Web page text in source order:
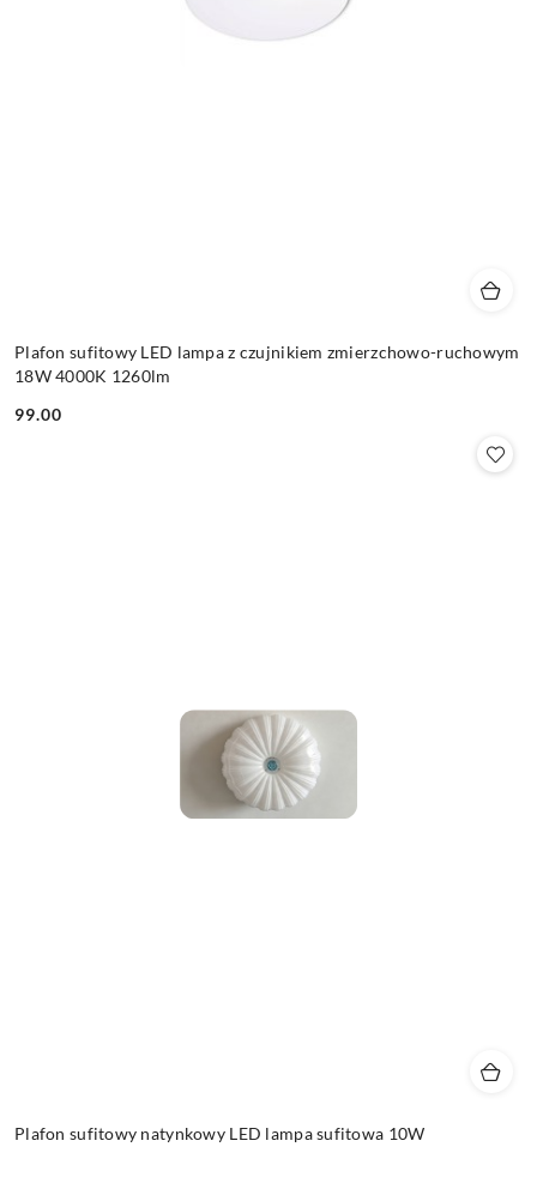
Plafon sufitowy LED lampa z czujnikiem zmierzchowo-ruchowym
18W 4000K 1260lm
Cena:
99.00
Plafon sufitowy natynkowy LED lampa sufitowa 10W